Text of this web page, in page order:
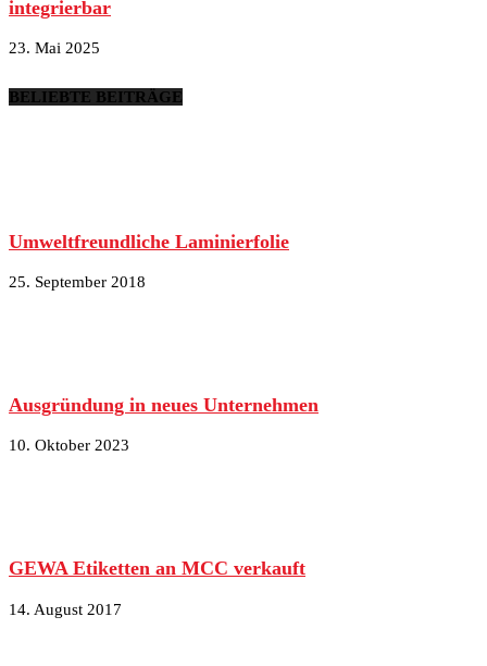
integrierbar
23. Mai 2025
BELIEBTE BEITRÄGE
Umweltfreundliche Laminierfolie
25. September 2018
Ausgründung in neues Unternehmen
10. Oktober 2023
GEWA Etiketten an MCC verkauft
14. August 2017